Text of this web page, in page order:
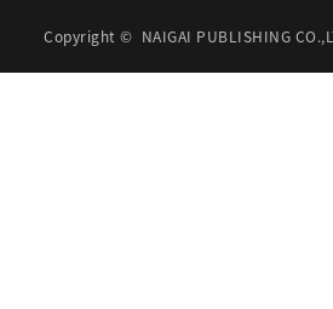
Copyright © NAIGAI PUBLISHING